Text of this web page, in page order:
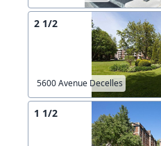
2 1/2
5600 Avenue Decelles
1 1/2